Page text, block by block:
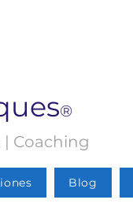
®
| Coaching
Blog